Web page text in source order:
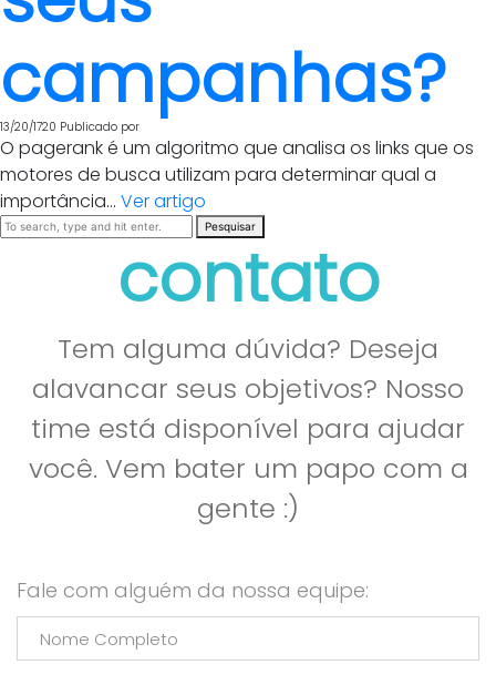
campanhas?
13/20/1720 Publicado por
O pagerank é um algoritmo que analisa os links que os
motores de busca utilizam para determinar qual a
importância... Ver artigo
Pesquisar
contato
Tem alguma dúvida? Deseja
alavancar seus objetivos? Nosso
time está disponível para ajudar
você. Vem bater um papo com a
gente :)
Fale com alguém da nossa equipe: